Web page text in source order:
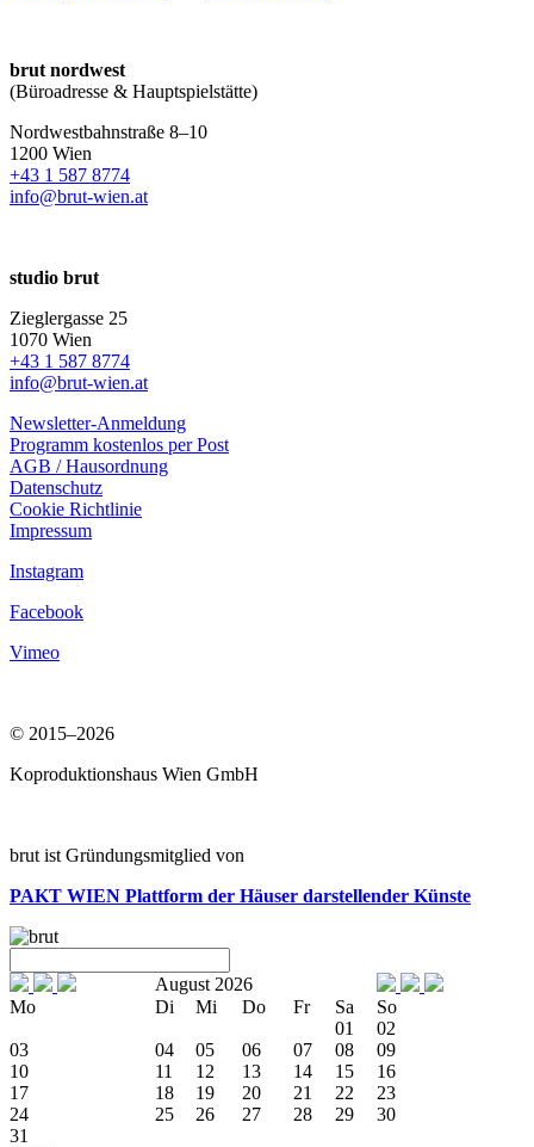
brut nordwest
(Büroadresse & Hauptspielstätte)
Nordwestbahnstraße 8–10
1200 Wien
+43 1 587 8774
info@brut-wien.at
studio brut
Zieglergasse 25
1070 Wien
+43 1 587 8774
info@brut-wien.at
Newsletter-Anmeldung
Programm kostenlos per Post
AGB / Hausordnung
Datenschutz
Cookie Richtlinie
Impressum
Instagram
Facebook
Vimeo
© 2015–2026
Koproduktionshaus Wien GmbH
brut ist Gründungsmitglied von
PAKT WIEN Plattform der Häuser darstellender Künste
August 2026
Mo
Di Mi Do Fr Sa
So
01
02
03
04 05 06 07 08
09
10
11 12 13 14 15
16
17
18 19 20 21 22
23
24
25 26 27 28 29
30
31